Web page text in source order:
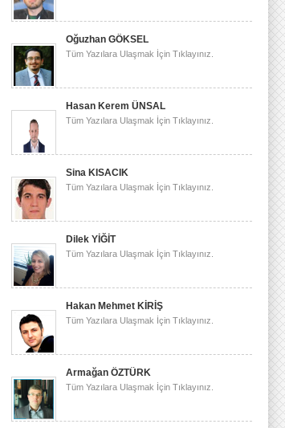
Oğuzhan GÖKSEL
Tüm Yazılara Ulaşmak İçin Tıklayınız.
Hasan Kerem ÜNSAL
Tüm Yazılara Ulaşmak İçin Tıklayınız.
Sina KISACIK
Tüm Yazılara Ulaşmak İçin Tıklayınız.
Dilek YİĞİT
Tüm Yazılara Ulaşmak İçin Tıklayınız.
Hakan Mehmet KİRİŞ
Tüm Yazılara Ulaşmak İçin Tıklayınız.
Armağan ÖZTÜRK
Tüm Yazılara Ulaşmak İçin Tıklayınız.